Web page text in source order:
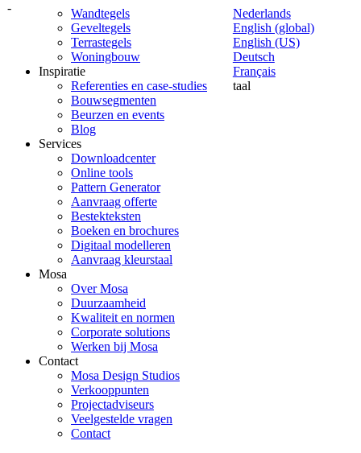
-
Nederlands
English (global)
English (US)
Deutsch
Français
taal
Wandtegels
Geveltegels
Terrastegels
Woningbouw
Inspiratie
Referenties en case-studies
Bouwsegmenten
Beurzen en events
Blog
Services
Downloadcenter
Online tools
Pattern Generator
Aanvraag offerte
Bestekteksten
Boeken en brochures
Digitaal modelleren
Aanvraag kleurstaal
Mosa
Over Mosa
Duurzaamheid
Kwaliteit en normen
Corporate solutions
Werken bij Mosa
Contact
Mosa Design Studios
Verkooppunten
Projectadviseurs
Veelgestelde vragen
Contact